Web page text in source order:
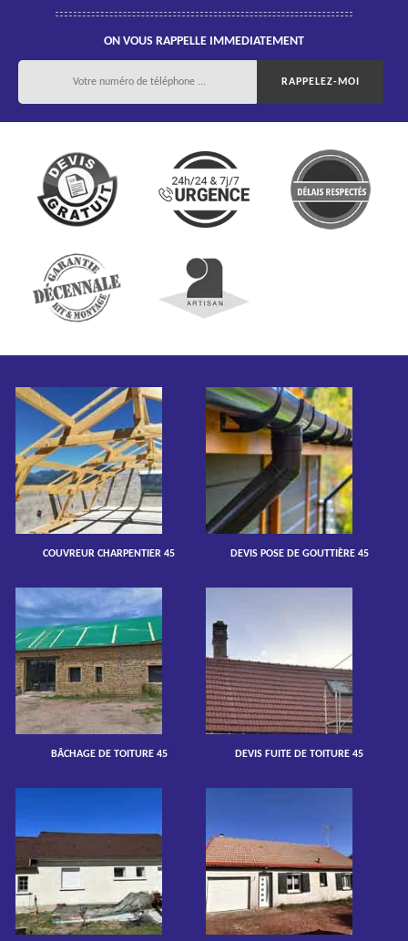
ON VOUS RAPPELLE IMMEDIATEMENT
COUVREUR CHARPENTIER 45 DEVIS POSE DE GOUTTIÈRE 45
BÂCHAGE DE TOITURE 45 DEVIS FUITE DE TOITURE 45